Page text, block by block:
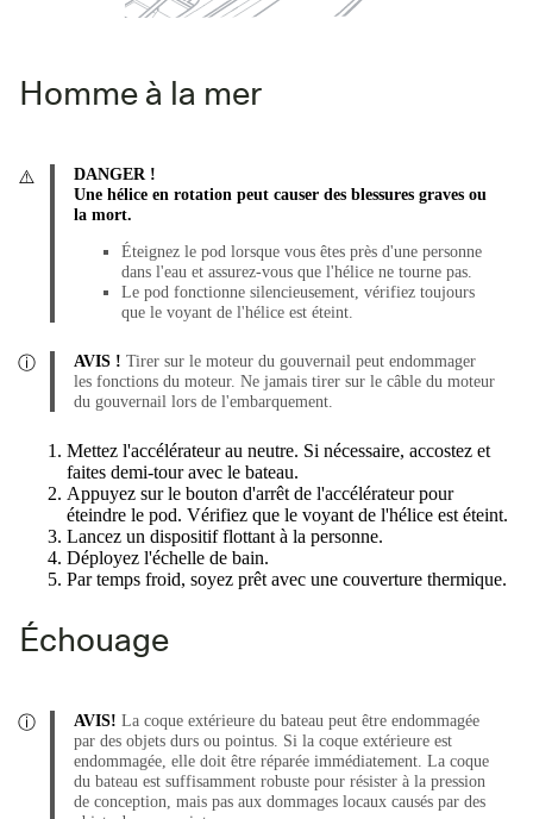
Homme à la mer
DANGER !
Une hélice en rotation peut causer des blessures graves ou
la mort.
Éteignez le pod lorsque vous êtes près d'une personne
dans l'eau et assurez-vous que l'hélice ne tourne pas.
Le pod fonctionne silencieusement, vérifiez toujours
que le voyant de l'hélice est éteint.
AVIS ! Tirer sur le moteur du gouvernail peut endommager
les fonctions du moteur. Ne jamais tirer sur le câble du moteur
du gouvernail lors de l'embarquement.
Mettez l'accélérateur au neutre. Si nécessaire, accostez et
faites demi-tour avec le bateau.
Appuyez sur le bouton d'arrêt de l'accélérateur pour
éteindre le pod. Vérifiez que le voyant de l'hélice est éteint.
Lancez un dispositif flottant à la personne.
Déployez l'échelle de bain.
Par temps froid, soyez prêt avec une couverture thermique.
Échouage
AVIS! La coque extérieure du bateau peut être endommagée
par des objets durs ou pointus. Si la coque extérieure est
endommagée, elle doit être réparée immédiatement. La coque
du bateau est suffisamment robuste pour résister à la pression
de conception, mais pas aux dommages locaux causés par des